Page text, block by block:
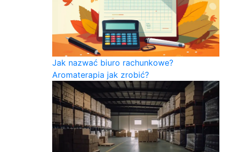
Jak nazwać biuro rachunkowe?
Aromaterapia jak zrobić?